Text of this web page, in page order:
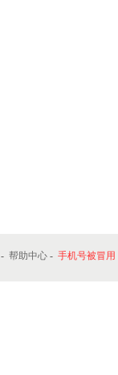
- 帮助中心 - 手机号被冒用